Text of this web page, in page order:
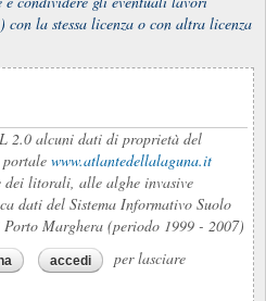
la stessa licenza o con altra licenza
2.0 alcuni dati di proprietà del
portale www.atlantedellalaguna.it
dei litorali, alle alghe invasive
dati del Sistema Informativo Suolo
Marghera (periodo 1999 - 2007)
accedi
per lasciare